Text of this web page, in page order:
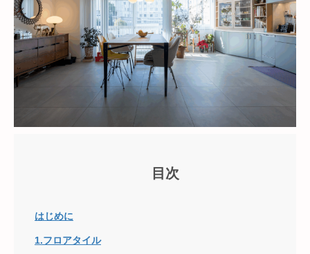
目次
はじめに
1.フロアタイル